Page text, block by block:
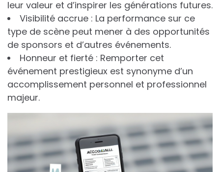
leur valeur et d’inspirer les générations futures.
Visibilité accrue : La performance sur ce
type de scène peut mener à des opportunités
de sponsors et d’autres événements.
Honneur et fierté : Remporter cet
événement prestigieux est synonyme d’un
accomplissement personnel et professionnel
majeur.